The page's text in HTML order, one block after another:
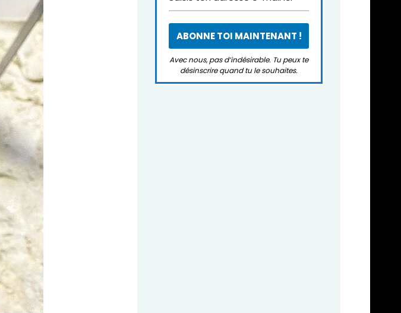
Avec nous, pas d’indésirable. Tu peux te
désinscrire quand tu le souhaites.